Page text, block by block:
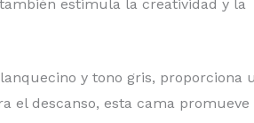
estimula la creatividad y la
y tono gris, proporciona
el descanso, esta cama promueve